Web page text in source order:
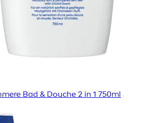
Bad & Douche 2 in 1 750ml